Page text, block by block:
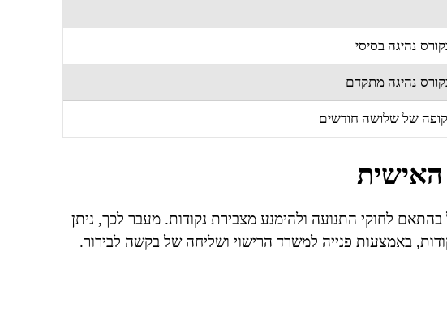
נהיגה בסיסי
נהיגה מתקדם
של שלושה חודשים
לחוקי התנועה ולהימנע מצבירת נקודות. מעבר לכך, ניתן
באמצעות פנייה למשרד הרישוי ושליחה של בקשה לבירור.